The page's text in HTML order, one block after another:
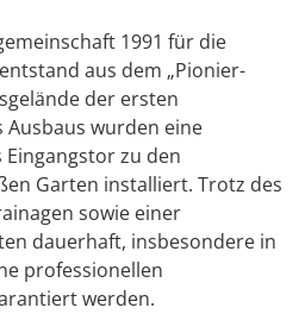
1991 für die
aus dem „Pionier-
der ersten
Ausbaus wurden eine
Eingangstor zu den
Garten installiert. Trotz des
sowie einer
dauerhaft, insbesondere in
professionellen
werden.